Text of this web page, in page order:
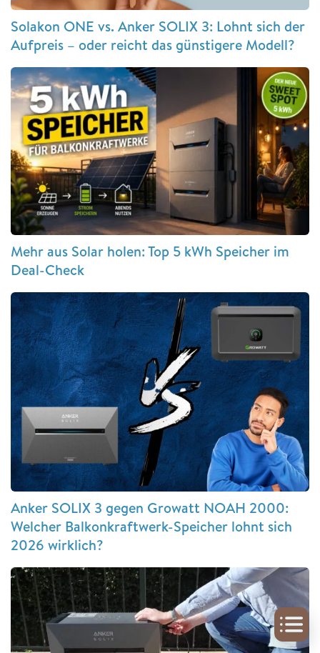
Solakon ONE vs. Anker SOLIX 3: Lohnt sich der
Aufpreis – oder reicht das günstigere Modell?
Mehr aus Solar holen: Top 5 kWh Speicher im
Deal-Check
Anker SOLIX 3 gegen Growatt NOAH 2000:
Welcher Balkonkraftwerk-Speicher lohnt sich
2026 wirklich?